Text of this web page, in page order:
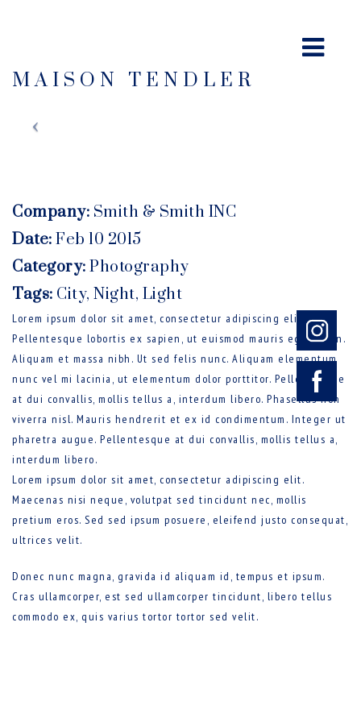
MAISON TENDLER
Company: Smith & Smith INC
Date: Feb 10 2015
Category: Photography
Tags: City, Night, Light
Lorem ipsum dolor sit amet, consectetur adipiscing elit.
Pellentesque lobortis ex sapien, ut euismod mauris egestas in.
Aliquam et massa nibh. Ut sed felis nunc. Aliquam elementum
nunc vel mi lacinia, ut elementum dolor porttitor. Pellentesque
at dui convallis, mollis tellus a, interdum libero. Phasellus non
viverra nisl. Mauris hendrerit et ex id condimentum. Integer ut
pharetra augue. Pellentesque at dui convallis, mollis tellus a,
interdum libero.
Lorem ipsum dolor sit amet, consectetur adipiscing elit.
Maecenas nisi neque, volutpat sed tincidunt nec, mollis
pretium eros. Sed sed ipsum posuere, eleifend justo consequat,
ultrices velit.
Donec nunc magna, gravida id aliquam id, tempus et ipsum.
Cras ullamcorper, est sed ullamcorper tincidunt, libero tellus
commodo ex, quis varius tortor tortor sed velit.